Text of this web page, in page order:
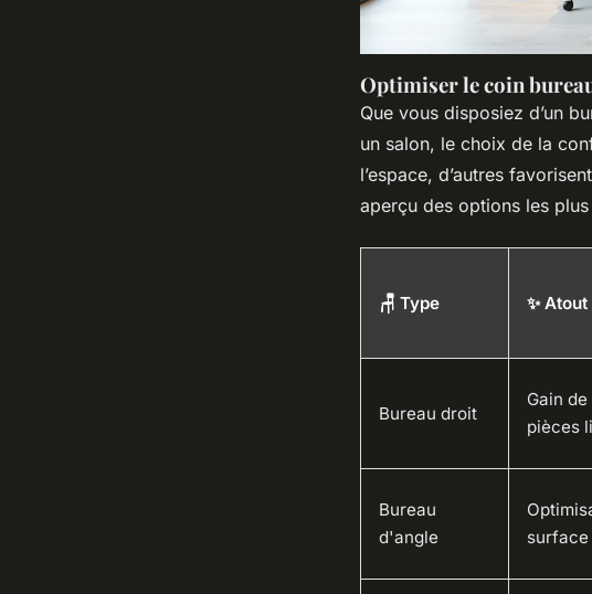
Optimiser le coin
Que vous disposiez d’un
un salon, le choix de la
l’espace, d’autres
aperçu des options les
🪑 Type ✨
Bureau droit
Gain
pièces
Bureau
d'angle